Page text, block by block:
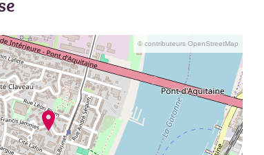
© contributeurs OpenStreetMap